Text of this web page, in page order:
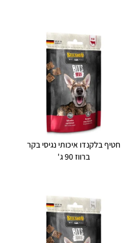
חטיף בלקנדו איכותי נגיסי בקר
ברווז 90 ג'